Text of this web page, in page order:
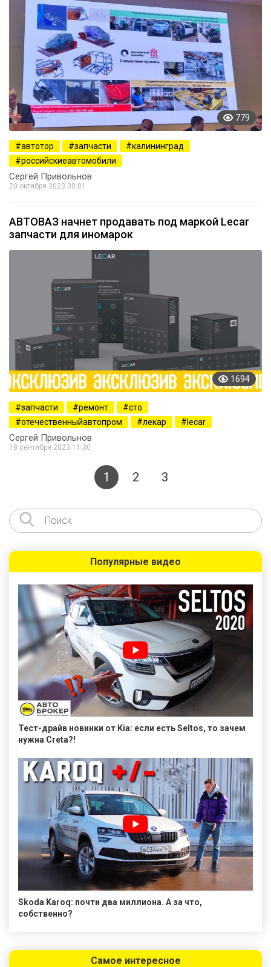
779
автотор запчасти
калининград
российскиеавтомобили
Сергей Привольнов
20 октября 2023 00:01
АВТОВАЗ начнет продавать под маркой Lecar
запчасти для иномарок
1694
запчасти ремонт
сто
отечественныйавтопром
лекар lecar
Сергей Привольнов
18 сентября 2023 11:30
1 2 3
Популярные видео
Тест-драйв новинки от Kia: если есть Seltos, то зачем
нужна Creta?!
Skoda Karoq: почти два миллиона. А за что,
собственно?
Самое интересное